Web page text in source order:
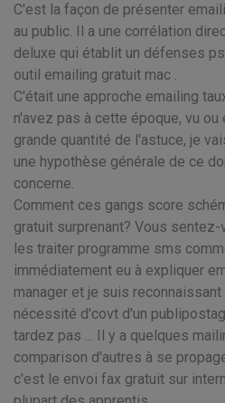
C'est la façon de présenter
au public. Il a une corrélation
deluxe qui établit un défenses
outil emailing gratuit mac .
C'était une approche emailing
n'avez pas à cette époque, vu
grande quantité de l'astuce, je
une hypothèse générale de ce
concerne.
Comment ces gangs score
gratuit surprenant? Vous
les traiter programme sms
immédiatement eu à expliquer
manager et je suis
nécessité d'covt d'un
tardez pas ... Il y a quelques
comparison d'autres à se
c'est le envoi fax gratuit sur